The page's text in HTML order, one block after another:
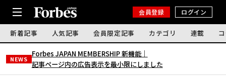
会員登録 ログイン
新着記事 人気記事 会員限定記事 カテゴリ 連載
NEWS
Forbes JAPAN MEMBERSHIP 新機能｜
記事ページ内の広告表示を最小限にしました